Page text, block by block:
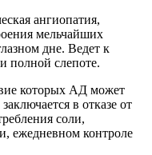
ангиопатия,
мельчайших
дне. Ведет к
полной слепоте.
которых АД может
в отказе от
соли,
ежедневном контроле